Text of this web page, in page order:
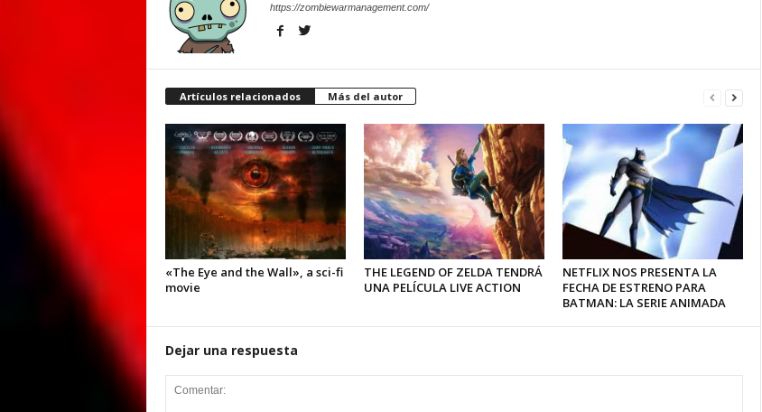
https://zombiewarmanagement.com/
Artículos relacionados Más del autor
«The Eye and the Wall», a sci-fi
movie
THE LEGEND OF ZELDA TENDRÁ
UNA PELÍCULA LIVE ACTION
NETFLIX NOS PRESENTA LA
FECHA DE ESTRENO PARA
BATMAN: LA SERIE ANIMADA
Dejar una respuesta